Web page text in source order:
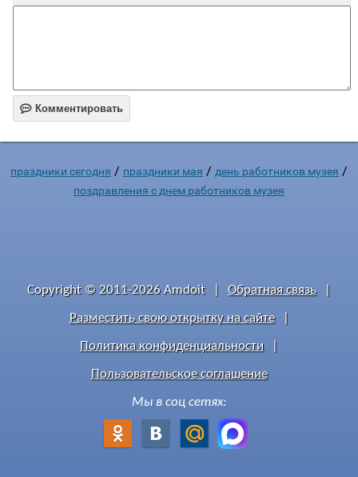
 Комментировать
праздники сегодня / праздники мая / день работников музея /
поздравления с днем работников музея
Copyright © 2011-2026 Amdoit Обратная связь
Разместить свою открытку на сайте
Политика конфиденциальности
Пользовательское соглашение
Мы в соц сетях: